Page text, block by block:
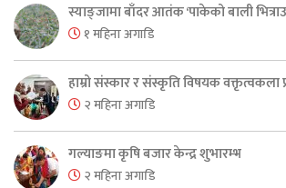
स्याङ्जामा बाँदर आतंक ‘पाकेको बाली
१ महिना अगाडि
हाम्रो संस्कार र संस्कृति विषयक वक्तृत्वकला
२ महिना अगाडि
गल्याङमा कृषि बजार केन्द्र शुभारम्भ
२ महिना अगाडि